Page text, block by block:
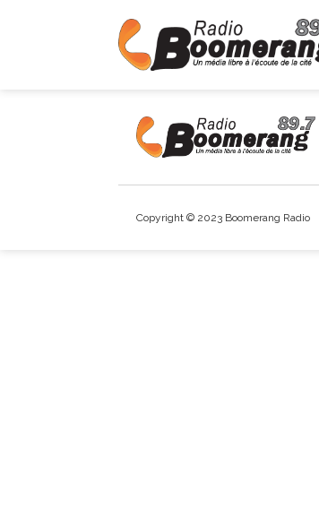
Copyright © 2023 Boomerang Radio